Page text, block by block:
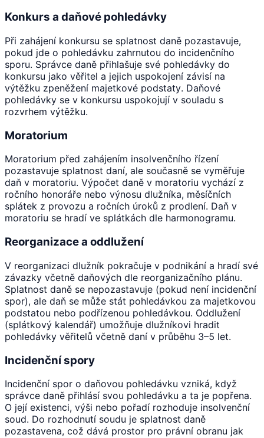
Konkurs a daňové pohledávky
Při zahájení konkursu se splatnost daně pozastavuje,
pokud jde o pohledávku zahrnutou do incidenčního
sporu. Správce daně přihlašuje své pohledávky do
konkursu jako věřitel a jejich uspokojení závisí na
výtěžku zpeněžení majetkové podstaty. Daňové
pohledávky se v konkursu uspokojují v souladu s
rozvrhem výtěžku.
Moratorium
Moratorium před zahájením insolvenčního řízení
pozastavuje splatnost daní, ale současně se vyměřuje
daň v moratoriu. Výpočet daně v moratoriu vychází z
ročního honoráře nebo výnosu dlužníka, měsíčních
splátek z provozu a ročních úroků z prodlení. Daň v
moratoriu se hradí ve splátkách dle harmonogramu.
Reorganizace a oddlužení
V reorganizaci dlužník pokračuje v podnikání a hradí své
závazky včetně daňových dle reorganizačního plánu.
Splatnost daně se nepozastavuje (pokud není incidenční
spor), ale daň se může stát pohledávkou za majetkovou
podstatou nebo podřízenou pohledávkou. Oddlužení
(splátkový kalendář) umožňuje dlužníkovi hradit
pohledávky věřitelů včetně daní v průběhu 3–5 let.
Incidenční spory
Incidenční spor o daňovou pohledávku vzniká, když
správce daně přihlásí svou pohledávku a ta je popřena.
O její existenci, výši nebo pořadí rozhoduje insolvenční
soud. Do rozhodnutí soudu je splatnost daně
pozastavena, což dává prostor pro právní obranu jak